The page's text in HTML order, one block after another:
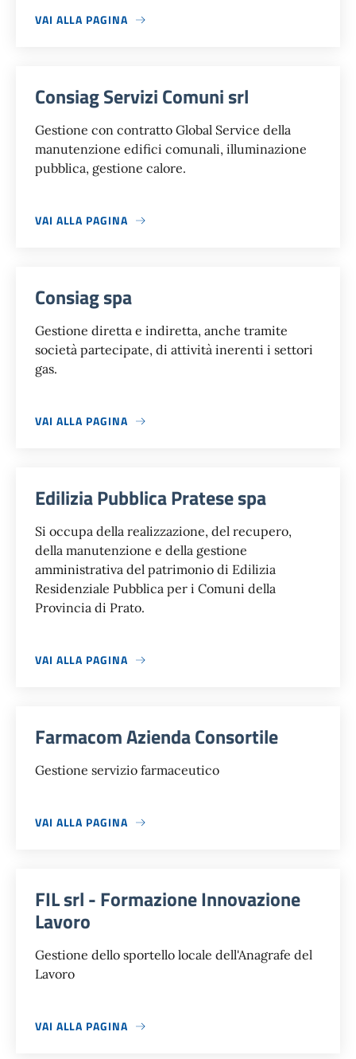
VAI ALLA PAGINA
Consiag Servizi Comuni srl
Gestione con contratto Global Service della
manutenzione edifici comunali, illuminazione
pubblica, gestione calore.
VAI ALLA PAGINA
Consiag spa
Gestione diretta e indiretta, anche tramite
società partecipate, di attività inerenti i settori
gas.
VAI ALLA PAGINA
Edilizia Pubblica Pratese spa
Si occupa della realizzazione, del recupero,
della manutenzione e della gestione
amministrativa del patrimonio di Edilizia
Residenziale Pubblica per i Comuni della
Provincia di Prato.
VAI ALLA PAGINA
Farmacom Azienda Consortile
Gestione servizio farmaceutico
VAI ALLA PAGINA
FIL srl - Formazione Innovazione
Lavoro
Gestione dello sportello locale dell'Anagrafe del
Lavoro
VAI ALLA PAGINA